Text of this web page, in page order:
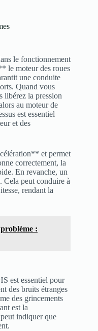
le fonctionnement
le moteur des roues
une conduite
Quand vous
libérez la pression
au moteur de
est essentiel
et des
et permet
correctement, la
En revanche, un
Cela peut conduire à
rendant la
:
est essentiel pour
des bruits étranges
des grincements
est la
indiquer que